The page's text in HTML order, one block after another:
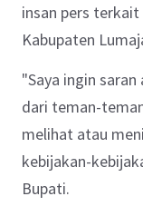
insan pers
Kabupaten
"Saya ingin
dari teman-
melihat atau
kebijakan-
Bupati.